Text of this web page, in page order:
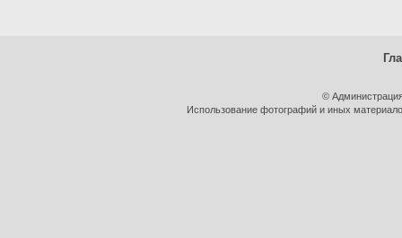
©
Использование фотографий и иных